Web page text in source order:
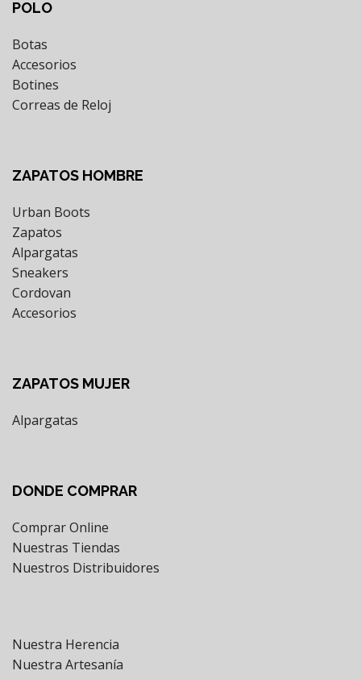
POLO
Botas
Accesorios
Botines
Correas de Reloj
ZAPATOS HOMBRE
Urban Boots
Zapatos
Alpargatas
Sneakers
Cordovan
Accesorios
ZAPATOS MUJER
Alpargatas
DONDE COMPRAR
Comprar Online
Nuestras Tiendas
Nuestros Distribuidores
Nuestra Herencia
Nuestra Artesanía